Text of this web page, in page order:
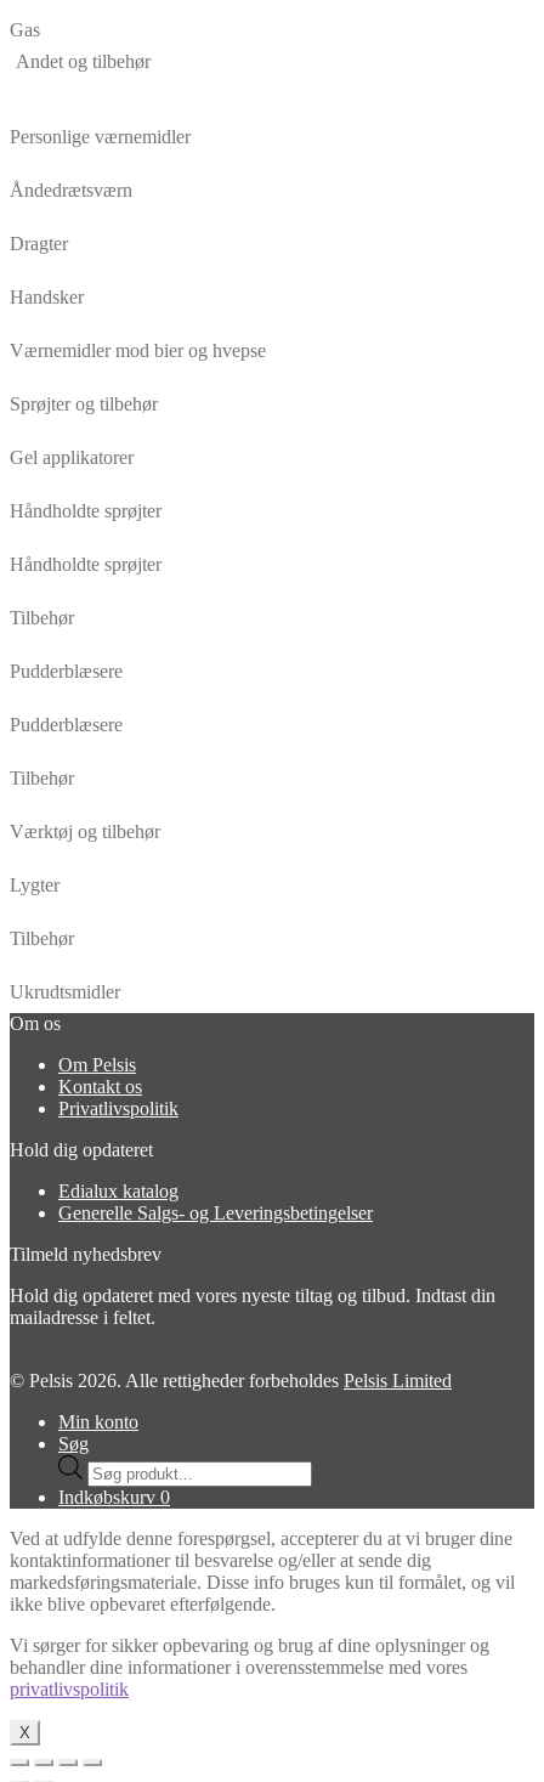
Gas
Andet og tilbehør
Personlige værnemidler
Åndedrætsværn
Dragter
Handsker
Værnemidler mod bier og hvepse
Sprøjter og tilbehør
Gel applikatorer
Håndholdte sprøjter
Håndholdte sprøjter
Tilbehør
Pudderblæsere
Pudderblæsere
Tilbehør
Værktøj og tilbehør
Lygter
Tilbehør
Ukrudtsmidler
Om os
Om Pelsis
Kontakt os
Privatlivspolitik
Hold dig opdateret
Edialux katalog
Generelle Salgs- og Leveringsbetingelser
Tilmeld nyhedsbrev
Hold dig opdateret med vores nyeste tiltag og tilbud. Indtast din
mailadresse i feltet.
© Pelsis 2026. Alle rettigheder forbeholdes Pelsis Limited
Min konto
Søg
Products
search
Indkøbskurv 0
Ved at udfylde denne forespørgsel, accepterer du at vi bruger dine
kontaktinformationer til besvarelse og/eller at sende dig
markedsføringsmateriale. Disse info bruges kun til formålet, og vil
ikke blive opbevaret efterfølgende.
Vi sørger for sikker opbevaring og brug af dine oplysninger og
behandler dine informationer i overensstemmelse med vores
privatlivspolitik
X